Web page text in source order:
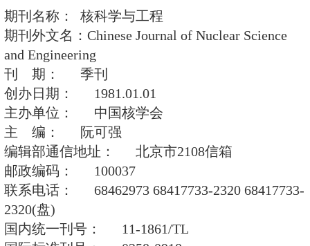
核科学与工程
期刊名称： 核科学与工程
期刊外文名：Chinese Journal of
and Engineering
刊 期： 季刊
创办日期： 1981.01.01
主办单位： 中国核学会